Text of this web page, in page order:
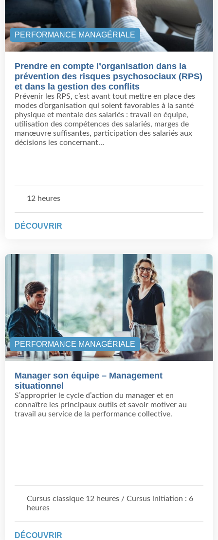
PERFORMANCE MANAGÉRIALE
Prendre en compte l’organisation dans la
prévention des risques psychosociaux (RPS)
et dans la gestion des conflits
Prévenir les RPS, c’est avant tout mettre en place des
modes d’organisation qui soient favorables à la santé
physique et mentale des salariés : travail en équipe,
utilisation des compétences des salariés, marges de
manœuvre suffisantes, participation des salariés aux
décisions les concernant…
12 heures
DÉCOUVRIR
PERFORMANCE MANAGÉRIALE
Manager son équipe – Management
situationnel
S’approprier le cycle d’action du manager et en
connaître les principaux outils et savoir motiver au
travail au service de la performance collective.
Cursus classique 12 heures / Cursus initiation : 6
heures
DÉCOUVRIR